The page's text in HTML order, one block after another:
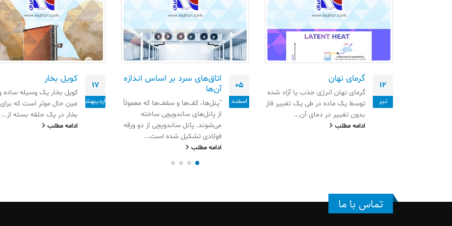
12
تیر
گرمای نهان
گرمای نهان انرژی جذب یا آزاد شده
توسط یک ماده در طی یک تغییر فاز
بدون تغییر در دمای آن...
ادامه مطلب
05
اسفند
اتاق‌های سرد بر اساس اندازه
آن‌ها
"پنل‌ها، کف‌ها و سقف‌ها که معمولاً
از پانل‌های ساندویچی ساخته
می‌شوند. پانل ساندویچی از دو ورقه
فولادی تشکیل شده است...
ادامه مطلب
17
اردیبهشت
کویل بخار
کویل بخار یک وسیله ساده
عین حال موثر است که
بخار در یک حلقه بسته از...
ادامه مطلب
تماس با ما